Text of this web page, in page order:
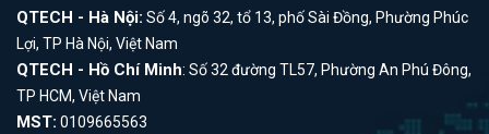
QTECH - Hà Nội: Số 4, ngõ 32, tổ 13, phố Sài Đồng, Phường Phúc
Lợi, TP Hà Nội, Việt Nam
QTECH - Hồ Chí Minh: Số 32 đường TL57, Phường An Phú Đông,
TP HCM, Việt Nam
MST: 0109665563